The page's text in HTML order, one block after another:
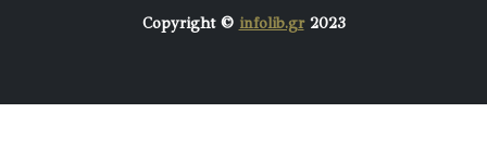
Copyright © infolib.gr2023